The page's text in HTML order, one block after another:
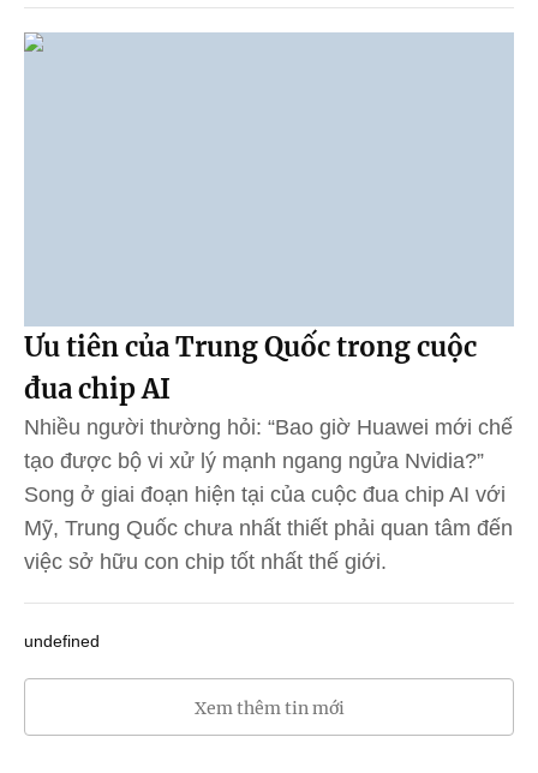
Ưu tiên của Trung Quốc trong cuộc
đua chip AI
Nhiều người thường hỏi: “Bao giờ Huawei mới chế
tạo được bộ vi xử lý mạnh ngang ngửa Nvidia?”
Song ở giai đoạn hiện tại của cuộc đua chip AI với
Mỹ, Trung Quốc chưa nhất thiết phải quan tâm đến
việc sở hữu con chip tốt nhất thế giới.
undefined
Xem thêm tin mới